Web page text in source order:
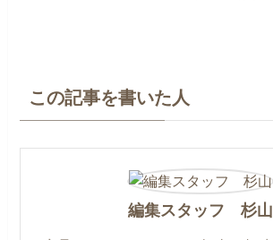
この記事を書いた人
編集スタッフ 杉山